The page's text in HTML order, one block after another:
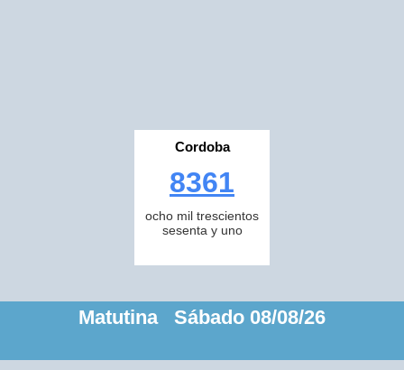
Cordoba
8361
ocho mil trescientos
sesenta y uno
Matutina Sábado 08/08/26